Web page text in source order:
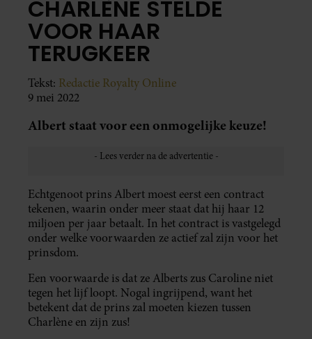
CHARLÈNE STELDE
VOOR HAAR
TERUGKEER
Tekst: Redactie Royalty Online
9 mei 2022
Albert staat voor een onmogelijke keuze!
Echtgenoot prins Albert moest eerst een contract
tekenen, waarin onder meer staat dat hij haar 12
miljoen per jaar betaalt. In het contract is vastgelegd
onder welke voorwaarden ze actief zal zijn voor het
prinsdom.
Een voorwaarde is dat ze Alberts zus Caroline niet
tegen het lijf loopt. Nogal ingrijpend, want het
betekent dat de prins zal moeten kiezen tussen
Charlène en zijn zus!